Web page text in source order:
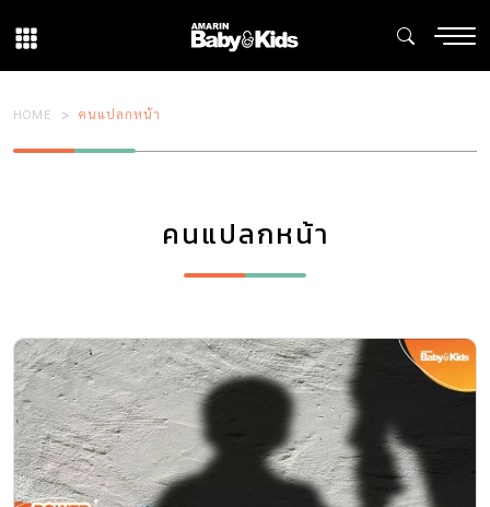
HOME คนแปลกหน้า
คนแปลกหน้า